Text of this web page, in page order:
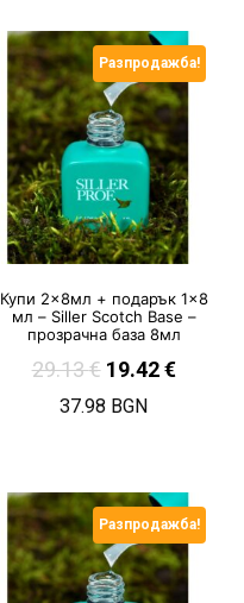
Разпродажба!
Купи 2×8мл + подарък 1×8
мл – Siller Scotch Base –
прозрачна база 8мл
29.13€ 19.42€
37.98 BGN
Разпродажба!